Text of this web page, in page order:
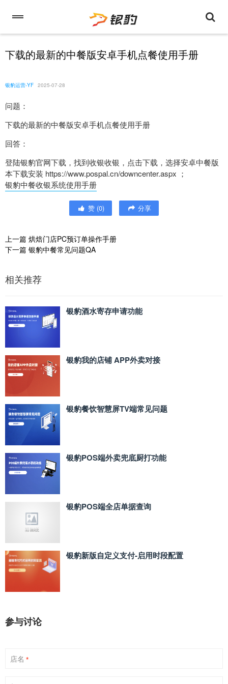
下载的最新的中餐版安卓手机点餐使用手册
银豹运营-YF 2025-07-28
问题：
下载的最新的中餐版安卓手机点餐使用手册
回答：
登陆银豹官网下载，找到收银收银，点击下载，选择安卓中餐版
本下载安装 https://www.pospal.cn/downcenter.aspx ；
银豹中餐收银系统使用手册
赞 (0) 分享
上一篇 烘焙门店PC预订单操作手册
下一篇 银豹中餐常见问题QA
相关推荐
银豹酒水寄存申请功能
银豹我的店铺 APP外卖对接
银豹餐饮智慧屏TV端常见问题
银豹POS端外卖兜底厨打功能
银豹POS端全店单据查询
银豹新版自定义支付‑启用时段配置
参与讨论
店名 *